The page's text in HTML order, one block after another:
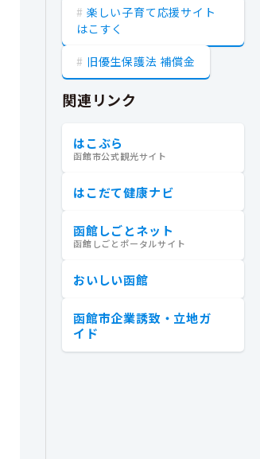
楽しい子育て応援サイト
はこすく
旧優生保護法 補償金
関連リンク
はこぶら
函館市公式観光サイト
はこだて健康ナビ
函館しごとネット
函館しごとポータルサイト
おいしい函館
函館市企業誘致・立地ガ
イド